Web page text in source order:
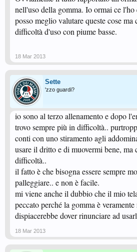
nell'uso della gomma. Io ormai ce l'ho
posso meglio valutare queste cose ma
difficoltà d'uso con piume basse.
18 Mar 2013
Sette
'zzo guardi?
io sono al terzo allenamento e dopo
trovo sempre più in difficoltà..
conti con uno stiramento agli
usare il dritto e di muovermi bene, ma
difficoltà..
il fatto è che bisogna essere sempre
palleggiare.. e non è facile.
mi viene anche il dubbio che il mio
peccato perché la gomma è
dispiacerebbe dover rinunciare ad
18 Mar 2013